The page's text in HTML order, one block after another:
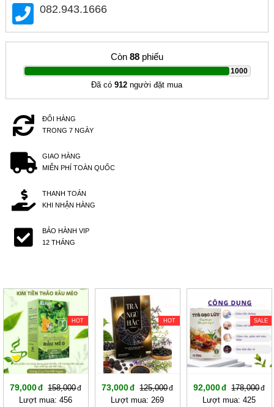
082.943.1666
Còn 88phiếu
1000
|
Đã có912 người đặt mua
ĐỔI HÀNG
TRONG 7 NGÀY
GIAO HÀNG
MIỄN PHÍ TOÀN QUỐC
THANH TOÁN
KHI NHẬN HÀNG
BẢO HÀNH VIP
12 THÁNG
HOT
79,000
158,000
Lượt mua: 456
HOT
73,000
125,000
Lượt mua: 269
SALE
92,000
178,000
Lượt mua: 425